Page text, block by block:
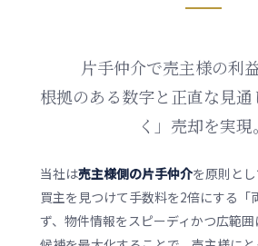
片手仲介で売主様の利
根拠のある数字と正直な見
く」売却を実現。
当社は売主様側の片手仲介を原則と
買主を見つけて手数料を2倍にする「
ず、物件情報をスピーディかつ広範